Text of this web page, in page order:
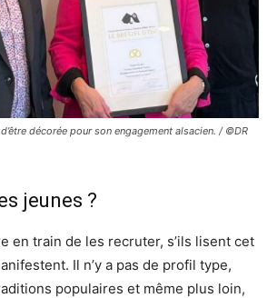
décorée pour son engagement alsacien. / ©DR
jeunes ?
en train de les recruter, s’ils lisent cet
Il n’y a pas de profil type,
populaires et même plus loin,